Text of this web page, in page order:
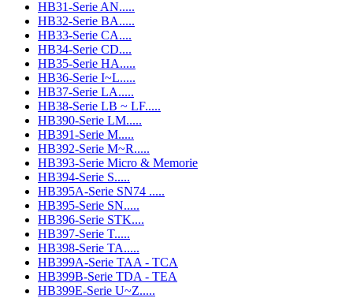
HB31-Serie AN.....
HB32-Serie BA.....
HB33-Serie CA....
HB34-Serie CD....
HB35-Serie HA.....
HB36-Serie I~L.....
HB37-Serie LA.....
HB38-Serie LB ~ LF.....
HB390-Serie LM.....
HB391-Serie M.....
HB392-Serie M~R.....
HB393-Serie Micro & Memorie
HB394-Serie S.....
HB395A-Serie SN74 .....
HB395-Serie SN.....
HB396-Serie STK....
HB397-Serie T.....
HB398-Serie TA.....
HB399A-Serie TAA - TCA
HB399B-Serie TDA - TEA
HB399E-Serie U~Z.....